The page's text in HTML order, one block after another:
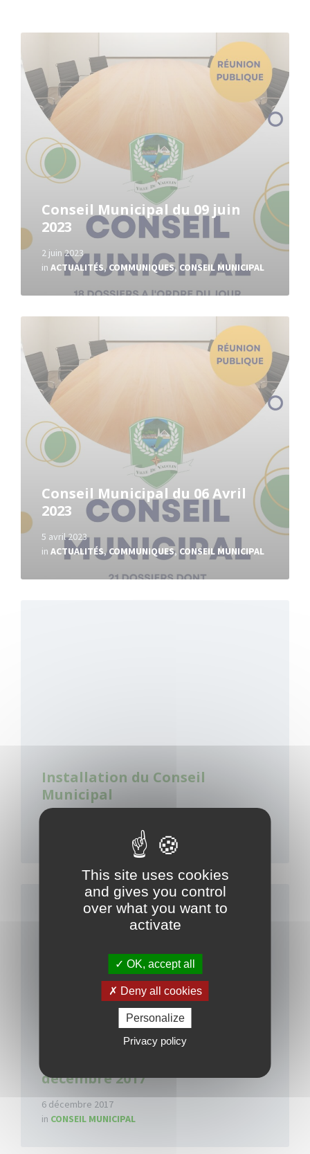
Conseil Municipal du 09 juin
2023
2 juin 2023
in ACTUALITÉS,COMMUNIQUES, CONSEIL MUNICIPAL
Conseil Municipal du 06 Avril
2023
5 avril 2023
in ACTUALITÉS,COMMUNIQUES, CONSEIL MUNICIPAL
Installation du Conseil
Municipal
,RENCONTRE
décembre 2017
6 décembre 2017
in CONSEIL MUNICIPAL
This site uses cookies
and gives you control
over what you want to
activate
OK, accept all
Deny all cookies
Personalize
Privacy policy